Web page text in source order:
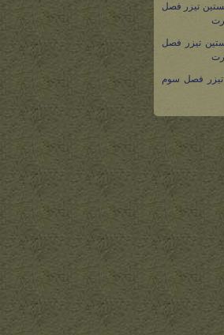
تیزر فصل
تیزر فصل
فصل سوم